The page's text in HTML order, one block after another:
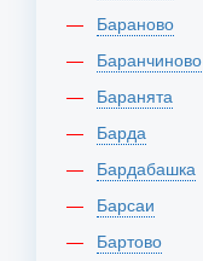
Бараново
Баранчиново
Баранята
Барда
Бардабашка
Барсаи
Бартово